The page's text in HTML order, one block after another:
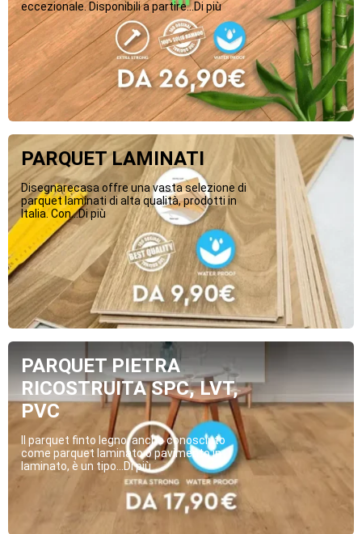
eccezionale. Disponibili a partire...Di più
PARQUET LAMINATI
Disegnarecasa offre una vasta selezione di
parquet laminati di alta qualità, prodotti in
Italia. Con...Di più
PARQUET PIETRA
RICOSTRUITA SPC, LVT,
PVC
Il parquet finto legno, anche conosciuto
come parquet laminato o pavimento in
laminato, è un tipo...Di più